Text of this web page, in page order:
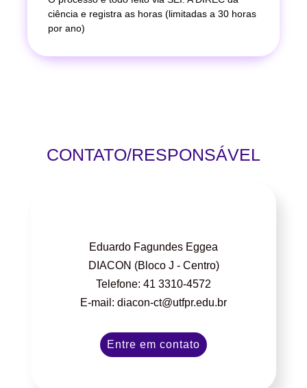
ciência e registra as horas (limitadas a 30 horas
por ano)
CONTATO/RESPONSÁVEL
Eduardo Fagundes Eggea
DIACON (Bloco J - Centro)
Telefone: 41 3310-4572
E-mail: diacon-ct@utfpr.edu.br
Entre em contato